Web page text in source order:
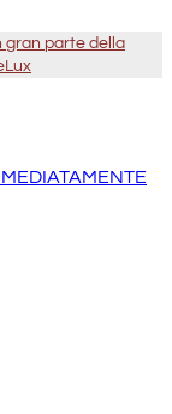
gran parte della